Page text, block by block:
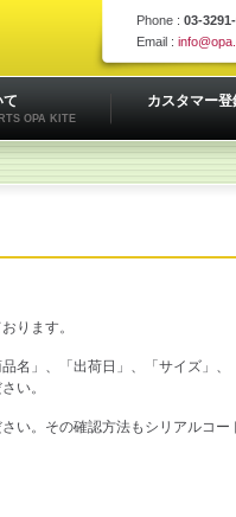
Phone : 03-
Email :
て
OPA KITE
カスタマー登
ります。
名」、「出荷日」、「サイズ」、
い。
い。その確認方法もシリアルコー